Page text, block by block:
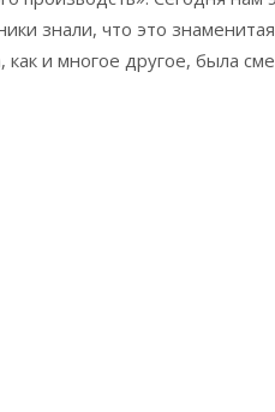
знали, что это
как и многое другое, была